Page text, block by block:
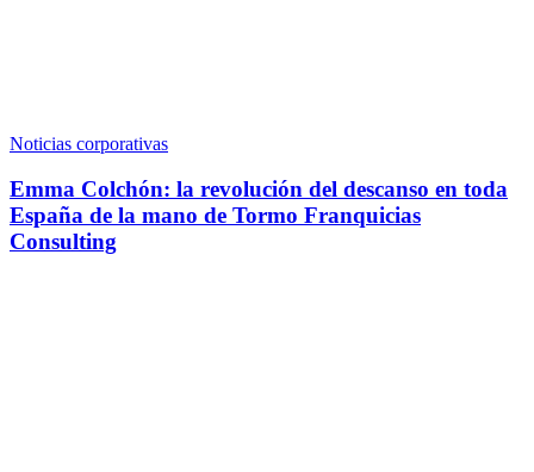
Noticias corporativas
Emma Colchón: la revolución del descanso en toda
España de la mano de Tormo Franquicias
Consulting